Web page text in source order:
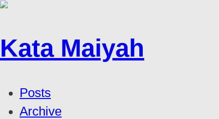
Kata Maiyah
Posts
Archive